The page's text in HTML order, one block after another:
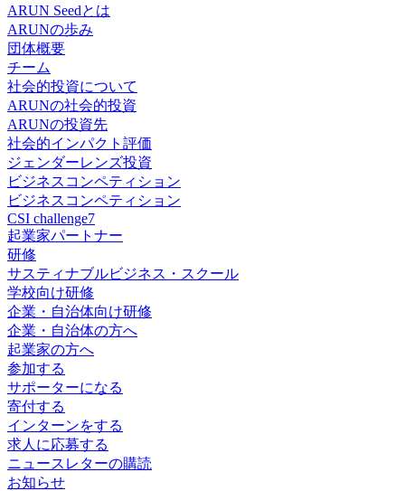
ARUN Seedとは
ARUNの歩み
団体概要
チーム
社会的投資について
ARUNの社会的投資
ARUNの投資先
社会的インパクト評価
ジェンダーレンズ投資
ビジネスコンペティション
ビジネスコンペティション
CSI challenge7
起業家パートナー
研修
サスティナブルビジネス・スクール
学校向け研修
企業・自治体向け研修
企業・自治体の方へ
起業家の方へ
参加する
サポーターになる
寄付する
インターンをする
求人に応募する
ニュースレターの購読
お知らせ